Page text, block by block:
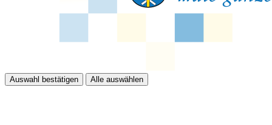
Auswahl bestätigen Alle auswählen